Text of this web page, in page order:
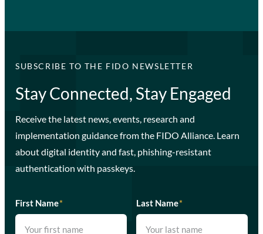
SUBSCRIBE TO THE FIDO NEWSLETTER
Stay Connected, Stay Engaged
Receive the latest news, events, research and
implementation guidance from the FIDO Alliance. Learn
about digital identity and fast, phishing-resistant
authentication with passkeys.
First Name* Last Name*